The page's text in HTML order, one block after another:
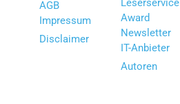
AGB
Impressum
Disclaimer
Leserservice
Award
Newsletter
IT-Anbieter
Autoren